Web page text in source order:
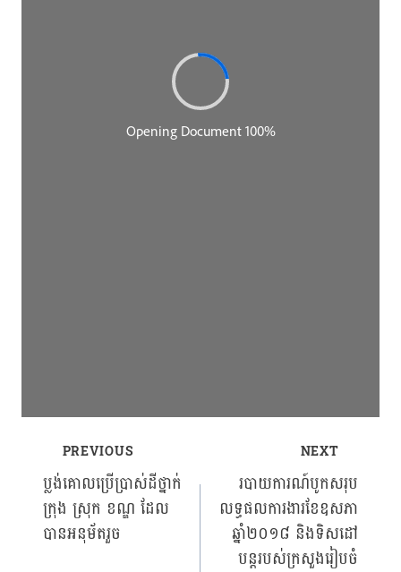
Post
navigation
PREVIOUS
ប្លង់គោលប្រើប្រាស់ដីថ្នាក់
ក្រុង ស្រុក ខណ្ឌ ដែល
បានអនុម័តរួច
NEXT
របាយការណ៍បូកសរុប
លទ្ធផលការងារខែឧសភា
ឆ្នាំ២០១៨ និងទិសដៅ
បន្តរបស់ក្រសួងរៀបចំ